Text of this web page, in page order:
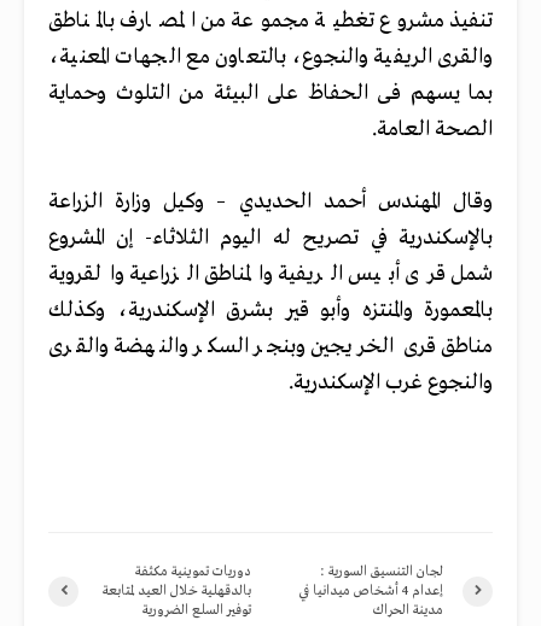
تنفيذ مشروع تغطية مجموعة من المصارف بالمناطق
والقرى الريفية والنجوع، بالتعاون مع الجهات المعنية،
بما يسهم فى الحفاظ على البيئة من التلوث وحماية
الصحة العامة.
وقال المهندس أحمد الحديدي – وكيل وزارة الزراعة
بالإسكندرية في تصريح له اليوم الثلاثاء- إن المشروع
شمل قرى أبيس الريفية والمناطق الزراعية والقروية
بالمعمورة والمنتزه وأبو قير بشرق الإسكندرية، وكذلك
مناطق قرى الخريجين وبنجر السكر والنهضة والقرى
والنجوع غرب الإسكندرية.
دوريات تموينية مكثفة
بالدقهلية خلال العيد لمتابعة
توفير السلع الضرورية
لجان التنسيق السورية :
إعدام 4 أشخاص ميدانيا في
مدينة الحراك